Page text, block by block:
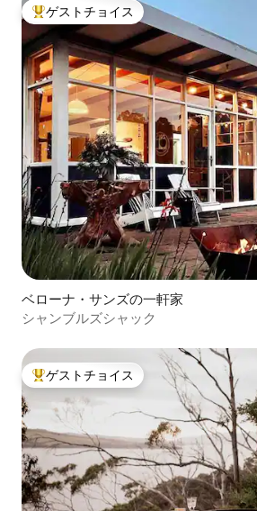
大好評のゲストチョイスです。
ゲストチョイス
ベローナ・サンズの一軒家
シャンブルズシャック
大好評のゲストチョイスです。
ゲストチョイス